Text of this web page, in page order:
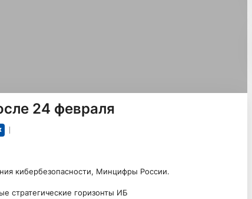
24 февраля
кибербезопасности, Минцифры России.
стратегические горизонты ИБ